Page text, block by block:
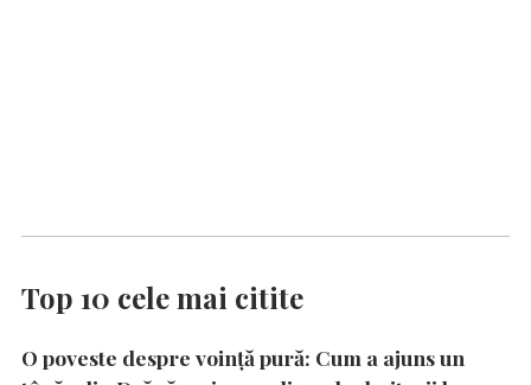
Top 10 cele mai citite
O poveste despre voință pură: Cum a ajuns un